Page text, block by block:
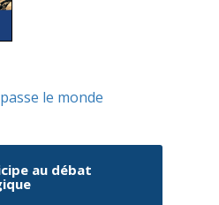
le monde
au débat